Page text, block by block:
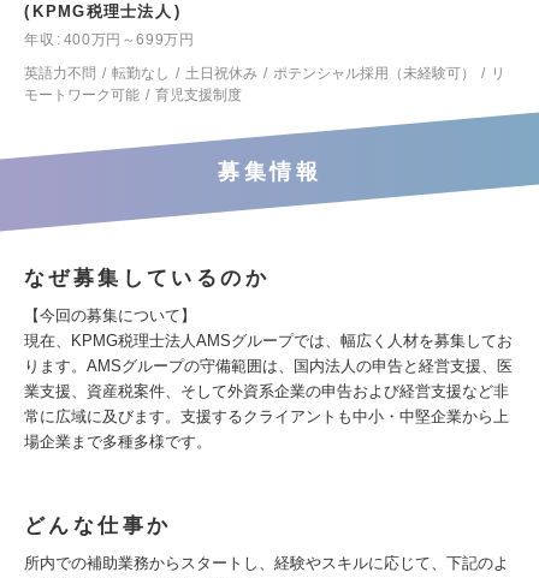
KPMG税理士法人
年収
400万円～699万円
英語力不問
転勤なし 土日祝休み ポテンシャル採用（未経験可）
リ
モートワーク可能
育児支援制度
募集情報
なぜ募集しているのか
【今回の募集について】
現在、KPMG税理士法人AMSグループでは、幅広く人材を募集してお
ります。AMSグループの守備範囲は、国内法人の申告と経営支援、医
業支援、資産税案件、そして外資系企業の申告および経営支援など非
常に広域に及びます。支援するクライアントも中小・中堅企業から上
場企業まで多種多様です。
どんな仕事か
所内での補助業務からスタートし、経験やスキルに応じて、下記のよ